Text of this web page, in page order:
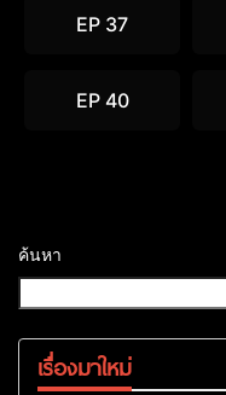
EP 37
EP 40
ค้นหา
เรื่องมาใหม่